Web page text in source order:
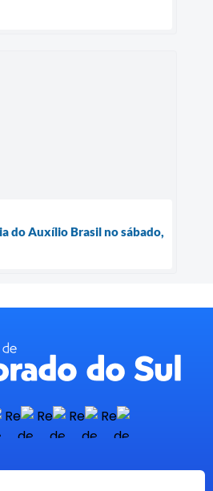
do Auxílio Brasil no sábado,